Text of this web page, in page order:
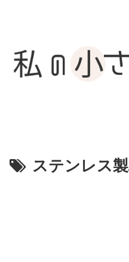
ステンレス